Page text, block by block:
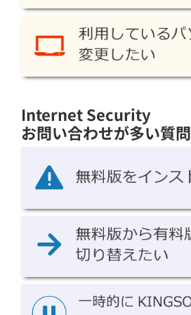
Internet Security
お問い合わせが多い質問